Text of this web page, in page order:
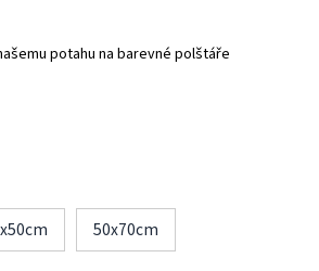
potahu na barevné polštáře
50x70cm